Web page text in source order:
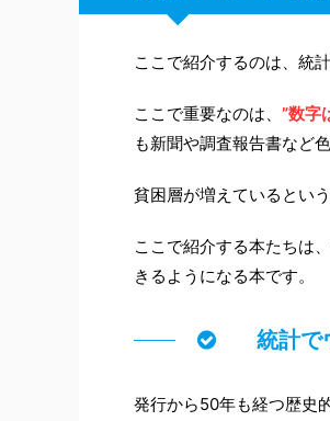
ここで紹介するのは、統
ここで重要なのは、 ”数字
も新聞や調査報告書など
貧困層が増えているとい
ここで紹介する本たちは
きるようになる本です。
統計で
発行から50年も経つ歴史